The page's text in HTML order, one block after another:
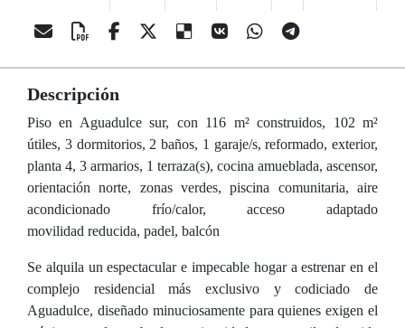
Descripción
Piso en Aguadulce sur, con 116 m² construidos, 102 m²
útiles, 3 dormitorios, 2 baños, 1 garaje/s, reformado, exterior,
planta 4, 3 armarios, 1 terraza(s), cocina amueblada, ascensor,
orientación norte, zonas verdes, piscina comunitaria, aire
acondicionado frío/calor, acceso adaptado
movilidad reducida, padel, balcón
Se alquila un espectacular e impecable hogar a estrenar en el
complejo residencial más exclusivo y codiciado de
Aguadulce, diseñado minuciosamente para quienes exigen el